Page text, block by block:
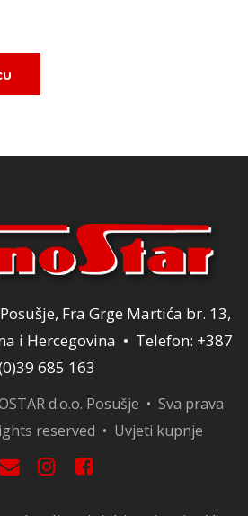
Fra Grge Martića br. 13,
i Hercegovina • Telefon: +387
685 163
d.o.o. Posušje • Sva prava
reserved • Uvjeti kupnje